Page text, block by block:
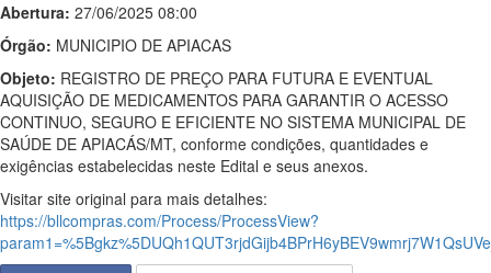
Abertura: 27/06/2025 08:00
Órgão: MUNICIPIO DE APIACAS
Objeto: REGISTRO DE PREÇO PARA FUTURA E EVENTUAL
AQUISIÇÃO DE MEDICAMENTOS PARA GARANTIR O ACESSO
CONTINUO, SEGURO E EFICIENTE NO SISTEMA MUNICIPAL DE
SAÚDE DE APIACÁS/MT, conforme condições, quantidades e
exigências estabelecidas neste Edital e seus anexos.
Visitar site original para mais detalhes:
https://bllcompras.com/Process/ProcessView?